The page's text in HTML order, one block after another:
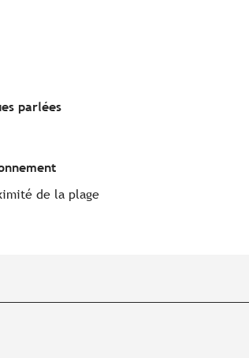
parlées
parlées
de la plage